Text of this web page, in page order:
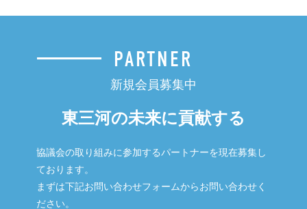
PARTNER
新規会員募集中
東三河の未来に貢献する
協議会の取り組みに参加するパートナーを現在募集し
ております。
まずは下記お問い合わせフォームからお問い合わせく
ださい。